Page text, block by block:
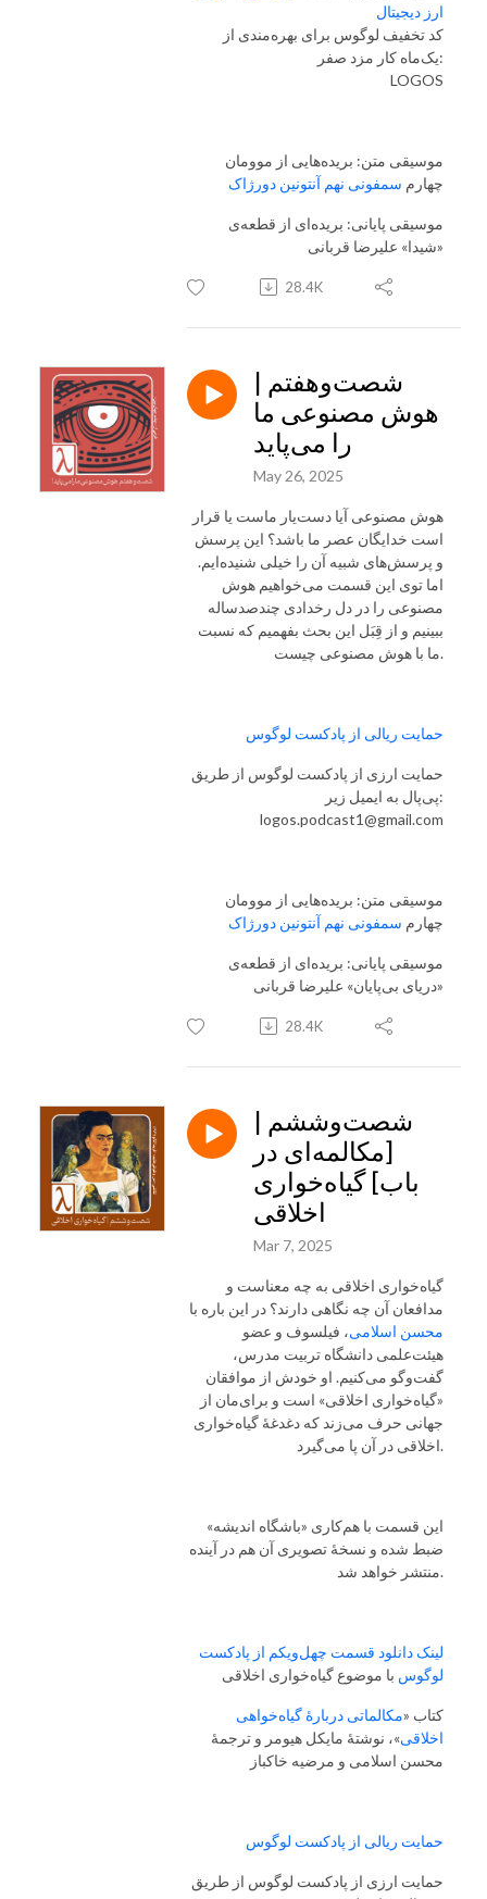
ارز دیجیتال
کد تخفیف لوگوس برای بهره‌مندی از
یک‌ماه کار مزد صفر:
LOGOS
چهارم سمفونی نهم آنتونین دورژاک
موسیقی پایانی: بریده‌ای از قطعه‌ی
«شیدا» علیرضا قربانی
28.4K
شصت‌و‌هفتم |
هوش مصنوعی ما
را می‌پاید
May 26, 2025
هوش مصنوعی آیا دست‌یار ماست یا قرار
است خدایگان عصر ما باشد؟ این پرسش
و پرسش‌های شبیه آن را خیلی شنیده‌ایم.
اما توی این قسمت می‌خواهیم هوش
مصنوعی را در دل رخدادی چندصدساله
ببینیم و از قِبَل این بحث بفهمیم که نسبت
ما با هوش مصنوعی چیست.
حمایت ریالی از پادکست لوگوس
حمایت ارزی از پادکست لوگوس از طریق
پی‌پال به ایمیل زیر:
logos.podcast1@gmail.com
چهارم سمفونی نهم آنتونین دورژاک
موسیقی پایانی: بریده‌ای از قطعه‌ی
«دریای بی‌پایان» علیرضا قربانی
28.4K
شصت‌و‌ششم |
[مکالمه‌ای در
باب] گیاه‌خواری
اخلاقی
Mar 7, 2025
گیاه‌خواری اخلاقی به چه معناست و
مدافعان آن چه نگاهی دارند؟ در این باره با
محسن اسلامی، فیلسوف و عضو
هیئت‌علمی دانشگاه تربیت مدرس،
گفت‌و‌گو می‌کنیم. او خودش از موافقان
«گیاه‌خواری اخلاقی» است و برای‌مان از
جهانی حرف می‌زند که دغدغهٔ گیاه‌خواری
اخلاقی در آن پا می‌گیرد.
این قسمت با هم‌کاری «باشگاه اندیشه»
ضبط شده و نسخهٔ تصویری آن هم در آینده
منتشر خواهد شد.
لینک دانلود قسمت چهل‌و‌یکم از پادکست
لوگوس با موضوع گیاه‌خواری اخلاقی
کتاب «مکالماتی دربارهٔ گیاه‌خواهی
اخلاقی»، نوشتهٔ مایکل هیومر و ترجمهٔ
محسن اسلامی و مرضیه خاکباز
حمایت ریالی از پادکست لوگوس
حمایت ارزی از پادکست لوگوس از طریق